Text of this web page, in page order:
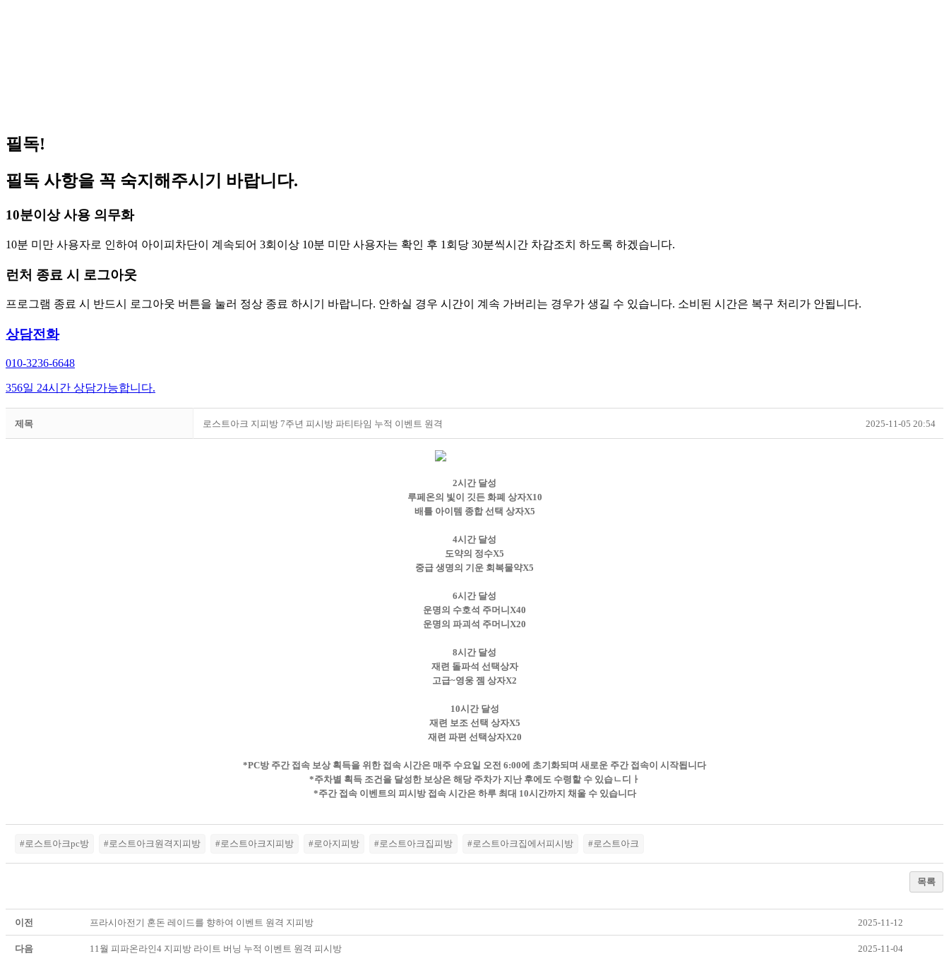
필독!
필독 사항을 꼭 숙지해주시기 바랍니다.
10분이상 사용 의무화
10분 미만 사용자로 인하여 아이피차단이 계속되어 3회이상 10분 미만 사용자는 확인 후 1회당 30분씩시간 차감조치 하도록 하겠습니다.
런처 종료 시 로그아웃
프로그램 종료 시 반드시 로그아웃 버튼을 눌러 정상 종료 하시기 바랍니다. 안하실 경우 시간이 계속 가버리는 경우가 생길 수 있습니다. 소비된 시간은 복구 처리가 안됩니다.
상담전화
010-3236-6648
356일 24시간 상담가능합니다.
제목 로스트아크 지피방 7주년 피시방 파티타임 누적 이벤트 원격 2025-11-05 20:54
2시간 달성
루페온의 빛이 깃든 화폐 상자X10
배틀 아이템 종합 선택 상자X5
4시간 달성
도약의 정수X5
중급 생명의 기운 회복물약X5
6시간 달성
운명의 수호석 주머니X40
운명의 파괴석 주머니X20
8시간 달성
재련 돌파석 선택상자
고급~영웅 젬 상자X2
10시간 달성
재련 보조 선택 상자X5
재련 파편 선택상자X20
*PC방 주간 접속 보상 획득을 위한 접속 시간은 매주 수요일 오전 6:00에 초기화되며 새로운 주간 접속이 시작됩니다
*주차별 획득 조건을 달성한 보상은 해당 주차가 지난 후에도 수령할 수 있습ㄴ디ㅏ
*주간 접속 이벤트의 피시방 접속 시간은 하루 최대 10시간까지 채울 수 있습니다
#로스트아크pc방 #로스트아크원격지피방 #로스트아크지피방 #로아지피방 #로스트아크집피방 #로스트아크집에서피시방 #로스트아크
목록
이전 프라시아전기 혼돈 레이드를 향하여 이벤트 원격 지피방 2025-11-12
다음 11월 피파온라인4 지피방 라이트 버닝 누적 이벤트 원격 피시방 2025-11-04